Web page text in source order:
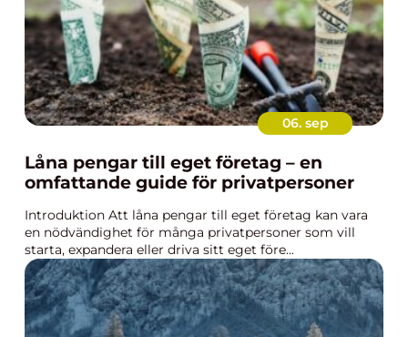
06. sep
Låna pengar till eget företag – en
omfattande guide för privatpersoner
Introduktion Att låna pengar till eget företag kan vara
en nödvändighet för många privatpersoner som vill
starta, expandera eller driva sitt eget före...